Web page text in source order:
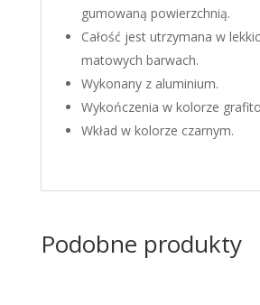
gumowaną powierzchnią.
Całość jest utrzymana w
matowych barwach.
Wykonany z aluminium.
Wykończenia w kolorze
Wkład w kolorze czarnym.
Podobne produkty